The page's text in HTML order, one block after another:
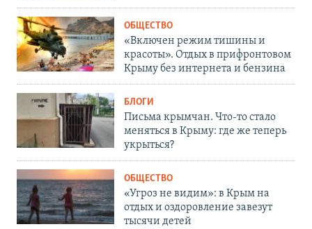
ОБЩЕСТВО
«Включен режим тишины и
красоты». Отдых в прифронтовом
Крыму без интернета и бензина
БЛОГИ
Письма крымчан. Что-то стало
меняться в Крыму: где же теперь
укрыться?
ОБЩЕСТВО
«Угроз не видим»: в Крым на
отдых и оздоровление завезут
тысячи детей